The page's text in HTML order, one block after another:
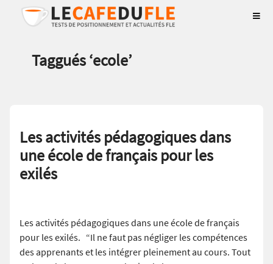
Taggués ‘ecole’
Les activités pédagogiques dans
une école de français pour les
exilés
Les activités pédagogiques dans une école de français
pour les exilés. “Il ne faut pas négliger les compétences
des apprenants et les intégrer pleinement au cours. Tout